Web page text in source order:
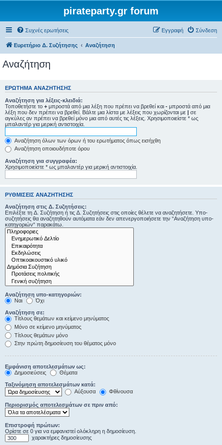
pirateparty.gr forum
Συχνές ερωτήσεις Σύνδεση
Εγγραφή
Ευρετήριο Δ. Συζήτησης Αναζήτηση
Αναζήτηση
ΕΡΏΤΗΜΑ ΑΝΑΖΉΤΗΣΗΣ
Αναζήτηση για λέξεις-κλειδιά:
Τοποθετήστε το + μπροστά από μια λέξη που πρέπει να βρεθεί και - μπροστά από μια
λέξη που δεν πρέπει να βρεθεί. Βάλτε μια λίστα με λέξεις που χωρίζονται με | σε
αγκύλες αν πρέπει να βρεθεί μόνο μια από αυτές τις λέξεις. Χρησιμοποιείστε * ως
μπαλαντέρ για μερική αντιστοιχία.
Αναζήτηση όλων των όρων ή του ερωτήματος όπως εισήχθη
Αναζήτηση οποιουδήποτε όρου
Αναζήτηση για συγγραφέα:
Χρησιμοποιείστε * ως μπαλαντέρ για μερική αντιστοιχία.
ΡΥΘΜΊΣΕΙΣ ΑΝΑΖΉΤΗΣΗΣ
Αναζήτηση στις Δ. Συζητήσεις:
Επιλέξτε τη Δ. Συζήτηση ή τις Δ. Συζητήσεις στις οποίες θέλετε να αναζητήσετε. Υπο-
συζητήσεις θα αναζητηθούν αυτόματα εάν δεν απενεργοποιήσετε την “Αναζήτηση υπο-
κατηγοριών“ παρακάτω.
Αναζήτηση υπο-κατηγοριών:
Ναι
Όχι
Αναζήτηση σε:
Τίτλους θεμάτων και κείμενο μηνύματος
Μόνο σε κείμενο μηνύματος
Τίτλους θεμάτων μόνο
Στην πρώτη δημοσίευση του θέματος μόνο
Εμφάνιση αποτελεσμάτων ως:
Δημοσιεύσεις
Θέματα
Ταξινόμηση αποτελεσμάτων κατά:
Αύξουσα
Φθίνουσα
Περιορισμός αποτελεσμάτων σε πριν από:
Επιστροφή πρώτων:
Ορίστε σε 0 για να εμφανιστεί ολόκληρη η δημοσίευση.
χαρακτήρες δημοσίευσης